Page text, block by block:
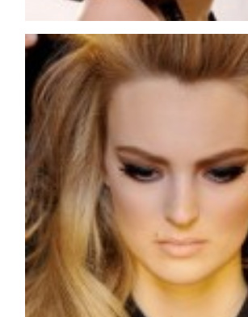
COTRIL
Continua la carrellata di look firmati
Cotril alla Festa del Cinema di Roma
TONI&GUY
A Natale regala una doppia
TONI&GUY “Feel Good Experience”!
TONI&GUY
LABEL.M lancia la sua innovativa ed
eco-sostenibile linea di prodotti
professionali
DAVINES
Davines presenta cofanetti beauty
preziosi per un regalo adatto ad
ogni capello